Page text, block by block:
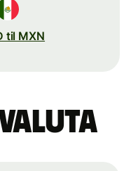
til MXN